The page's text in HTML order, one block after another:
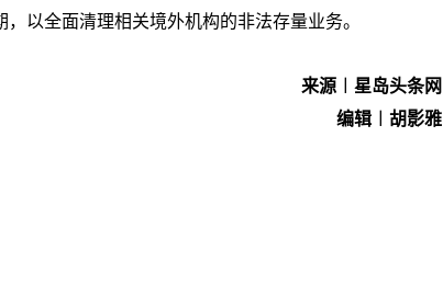
以全面清理相关境外机构的非法存量业务。
来源︱星岛头条网
编辑︱胡影雅